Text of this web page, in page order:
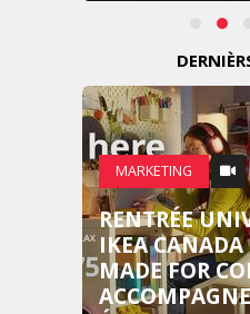
MARKETING
RENTRÉE
IKEA
MADE FOR